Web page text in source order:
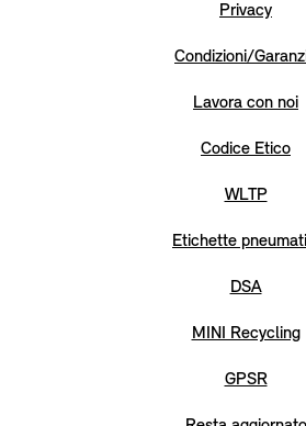
Privacy
Condizioni/
Lavora con noi
Codice Etico
WLTP
Etichette
DSA
MINI Recycling
GPSR